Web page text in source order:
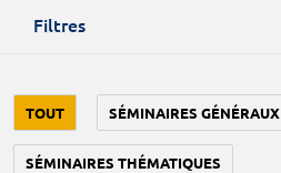
Filtres
TOUT SÉMINAIRES GÉNÉRAUX
SÉMINAIRES THÉMATIQUES